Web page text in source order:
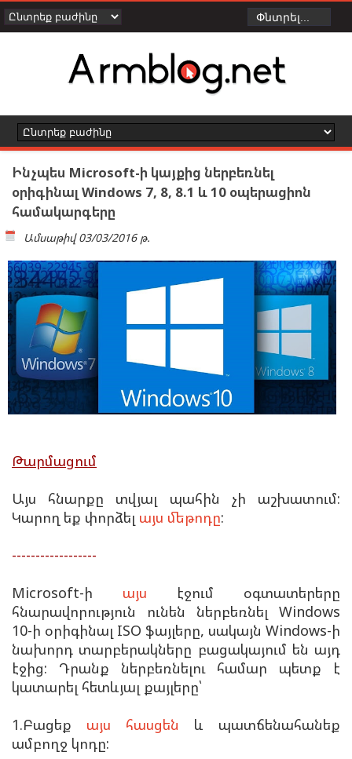
Ինչպես Microsoft-ի կայքից ներբեռնել
օրիգինալ Windows 7, 8, 8.1 և 10 օպերացիոն
համակարգերը
Ամսաթիվ 03/03/2016 թ.
Թարմացում
Այս հնարքը տվյալ պահին չի աշխատում:
Կարող եք փորձել այս մեթոդը:
------------------
Microsoft-ի այս էջում օգտատերերը
հնարավորություն ունեն ներբեռնել Windows
10-ի օրիգինալ ISO ֆայլերը, սակայն Windows-ի
նախորդ տարբերակները բացակայում են այդ
էջից: Դրանք ներբեռնելու համար պետք է
կատարել հետևյալ քայլերը՝
1.Բացեք այս հասցեն և պատճենահանեք
ամբողջ կոդը: